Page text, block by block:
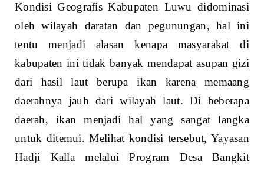
Kondisi Geografis Kabupaten Luwu didominasi
oleh wilayah daratan dan pegunungan, hal ini
tentu menjadi alasan kenapa masyarakat di
kabupaten ini tidak banyak mendapat asupan gizi
dari hasil laut berupa ikan karena memaang
daerahnya jauh dari wilayah laut. Di beberapa
daerah, ikan menjadi hal yang sangat langka
untuk ditemui. Melihat kondisi tersebut, Yayasan
Hadji Kalla melalui Program Desa Bangkit